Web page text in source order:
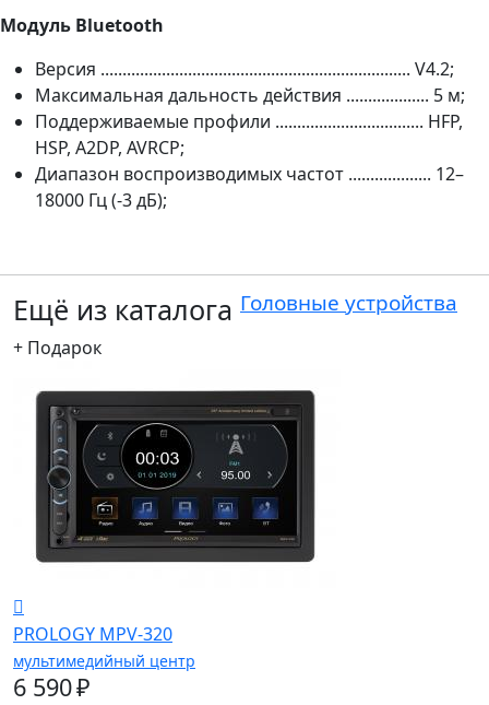
Модуль Bluetooth
Версия ....................................................................... V4.2;
Максимальная дальность действия ................... 5 м;
Поддерживаемые профили .................................. HFP,
HSP, A2DP, AVRCP;
Диапазон воспроизводимых частот ................... 12–
18000 Гц (-3 дБ);
Ещё из каталога Головные устройства
+ Подарок
PROLOGY MPV-320
мультимедийный центр
6 590 ₽